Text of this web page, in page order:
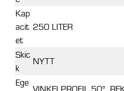
Kap
acit
et
250 LITER
Skic
k
NYTT
Ege
VINKELPROFIL 50°,